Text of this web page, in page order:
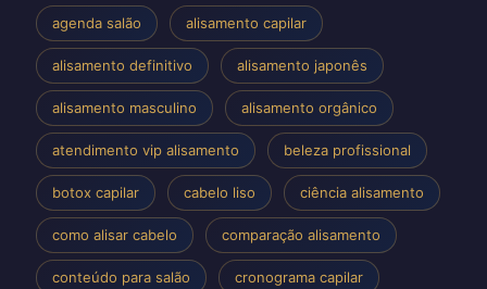
agenda salão alisamento capilar
alisamento definitivo alisamento japonês
alisamento masculino alisamento orgânico
atendimento vip alisamento beleza profissional
botox capilar cabelo liso ciência alisamento
como alisar cabelo comparação alisamento
conteúdo para salão cronograma capilar